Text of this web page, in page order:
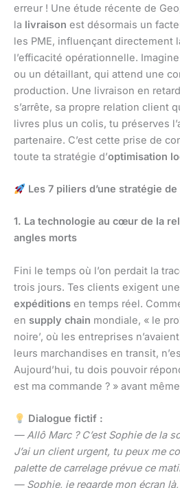
erreur ! Une étude récente de
la livraison est désormais un
les PME, influençant directement
l’efficacité opérationnelle.
ou un détaillant, qui attend une
production. Une livraison en
s’arrête, sa propre relation client
livres plus un colis, tu préserves
partenaire. C’est cette prise de
toute ta stratégie d’optimisation
Les 7 piliers d’une stratégie
1. La technologie au cœur de la
angles morts
Fini le temps où l’on perdait la
trois jours. Tes clients exigent une
expéditions en temps réel.
en supply chain mondiale, « le
noire’, où les entreprises
leurs marchandises en transit,
Aujourd’hui, tu dois pouvoir
est ma commande ? » avant
Dialogue fictif :
— Allô Marc ? C’est Sophie de la
J’ai un client urgent, tu peux me
palette de carrelage prévue ce
— Sophie, je regarde mon écran